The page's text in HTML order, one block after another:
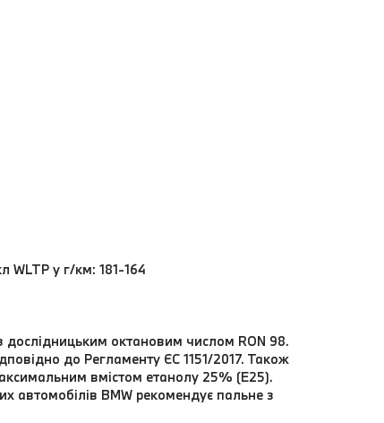
WLTP у г/км: 181-164
дослідницьким октановим числом RON 98.
до Регламенту ЄС 1151/2017. Також
вмістом етанолу 25% (E25).
автомобілів BMW рекомендує пальне з